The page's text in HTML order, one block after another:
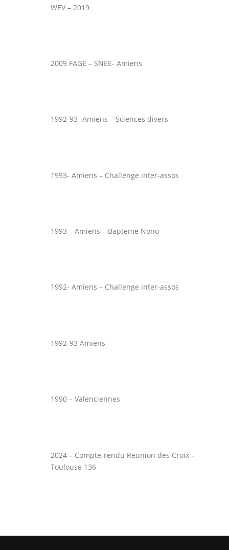
WEV – 2019
2009 FAGE – SNEE- Amiens
1992-93- Amiens – Sciences divers
1993- Amiens – Challenge inter-assos
1993 – Amiens – Bapteme Nono
1992- Amiens – Challenge inter-assos
1992-93 Amiens
1990 – Valenciennes
2024 – Compte-rendu Reunion des Croix –
Toulouse 136